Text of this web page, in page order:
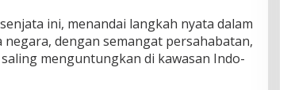
ini, menandai langkah nyata dalam
dengan semangat persahabatan,
menguntungkan di kawasan Indo-